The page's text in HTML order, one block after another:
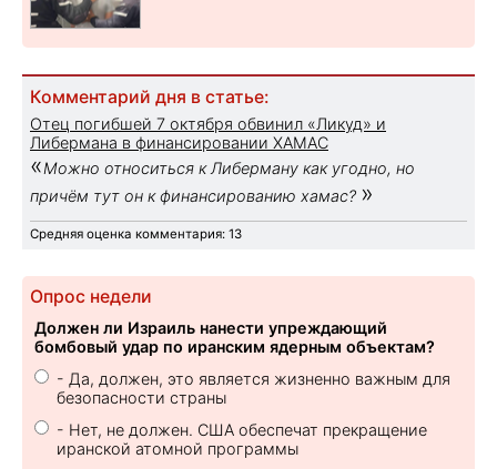
Комментарий дня в статье:
Отец погибшей 7 октября обвинил «Ликуд» и
Либермана в финансировании ХАМАС
«Можно относиться к Либерману как угодно, но
причём тут он к финансированию хамас? »
Средняя оценка комментария: 13
Опрос недели
Должен ли Израиль нанести упреждающий
бомбовый удар по иранским ядерным объектам?
- Да, должен, это является жизненно важным для
безопасности страны
- Нет, не должен. США обеспечат прекращение
иранской атомной программы